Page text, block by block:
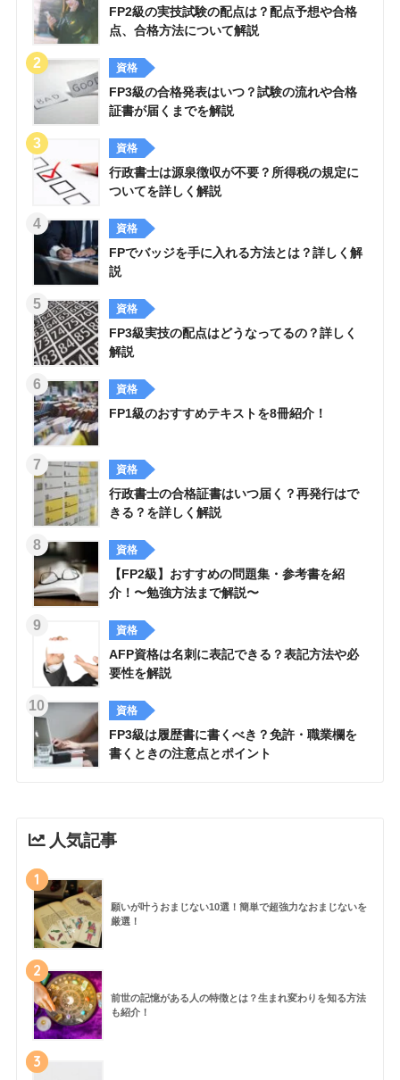
FP2級の実技試験の配点は？配点予想や合格
点、合格方法について解説
資格
FP3級の合格発表はいつ？試験の流れや合格
証書が届くまでを解説
資格
行政書士は源泉徴収が不要？所得税の規定に
ついてを詳しく解説
資格
FPでバッジを手に入れる方法とは？詳しく解
説
資格
FP3級実技の配点はどうなってるの？詳しく
解説
資格
FP1級のおすすめテキストを8冊紹介！
資格
行政書士の合格証書はいつ届く？再発行はで
きる？を詳しく解説
資格
【FP2級】おすすめの問題集・参考書を紹
介！〜勉強方法まで解説〜
資格
AFP資格は名刺に表記できる？表記方法や必
要性を解説
資格
FP3級は履歴書に書くべき？免許・職業欄を
書くときの注意点とポイント
人気記事
1
願いが叶うおまじない10選！簡単で超強力なおまじないを
厳選！
2
前世の記憶がある人の特徴とは？生まれ変わりを知る方法
も紹介！
3